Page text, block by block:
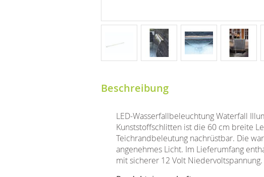
Beschreibung
LED-Wasserfallbeleuchtung Waterfall
Kunststoffschlitten ist die 60 cm breite
Teichrandbeleutung nachrüstbar. Die
angenehmes Licht. Im Lieferumfang
mit sicherer 12 Volt Niedervoltspannung.